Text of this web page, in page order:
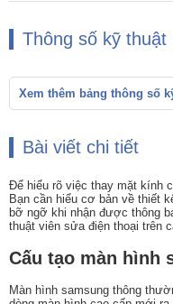
Thông số kỹ thuật
Xem thêm bảng thông số
Bài viết chi tiết
Để hiểu rõ việc thay mặt kính
Bạn cần hiểu cơ bản về thiết
bỡ ngỡ khi nhận được thông
thuật viên sửa điện thoại trên
Cấu tạo màn hình
Màn hình samsung thông